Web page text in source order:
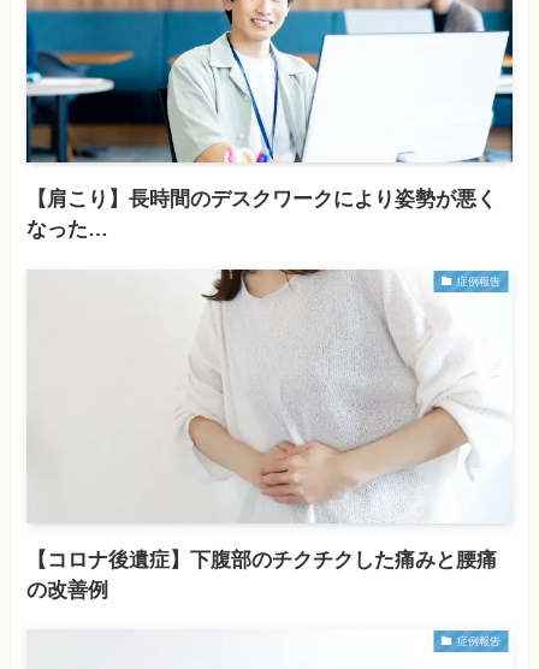
【肩こり】長時間のデスクワークにより姿勢が悪く
なった…
症例報告
【コロナ後遺症】下腹部のチクチクした痛みと腰痛
の改善例
症例報告